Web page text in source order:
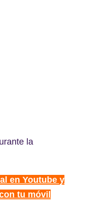
la
en Youtube y
tu móvil